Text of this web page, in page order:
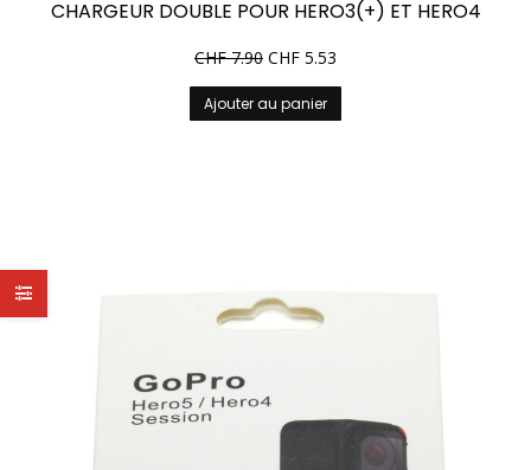
CHARGEUR DOUBLE POUR HERO3(+) ET HERO4
CHF7.90 CHF 5.53
Ajouter au panier